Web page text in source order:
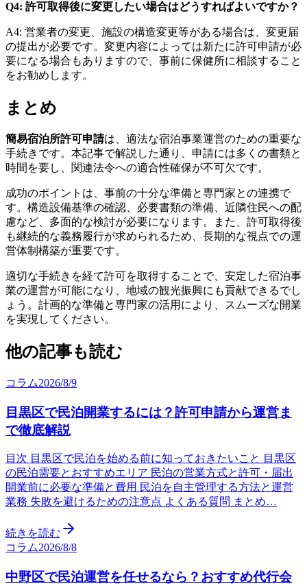
Q4: 許可取得後に変更したい場合はどうすればよいですか？
A4: 営業者の変更、施設の構造変更等がある場合は、変更届
の提出が必要です。変更内容によっては新たに許可申請が必
要になる場合もありますので、事前に保健所に相談すること
をお勧めします。
まとめ
簡易宿泊所許可申請は、適法な宿泊事業運営のための重要な
手続きです。本記事で解説した通り、申請には多くの書類と
時間を要し、関連法令への適合性確保が不可欠です。
成功のポイントは、事前の十分な準備と専門家との連携で
す。構造設備基準の確認、必要書類の準備、近隣住民への配
慮など、多面的な検討が必要になります。また、許可取得後
も継続的な義務履行が求められるため、長期的な視点での運
営体制構築が重要です。
適切な手続きを経て許可を取得することで、安定した宿泊事
業の運営が可能になり、地域の観光振興にも貢献できるでし
ょう。計画的な準備と専門家の活用により、スムーズな開業
を実現してください。
他の記事も読む
コラム2026/8/9
目黒区で民泊開業するには？許可申請から運営ま
で徹底解説
目次 目黒区で民泊を始める前に知っておきたいこと 目黒区
の民泊需要とおすすめエリア 民泊の営業方式と許可・届出
開業前に必要な準備と費用 民泊を自主管理する方法と運営
業務 失敗を避けるための注意点 よくある質問 まとめ…
続きを読む
コラム2026/8/8
中野区で民泊運営を任せるなら？おすすめ代行会